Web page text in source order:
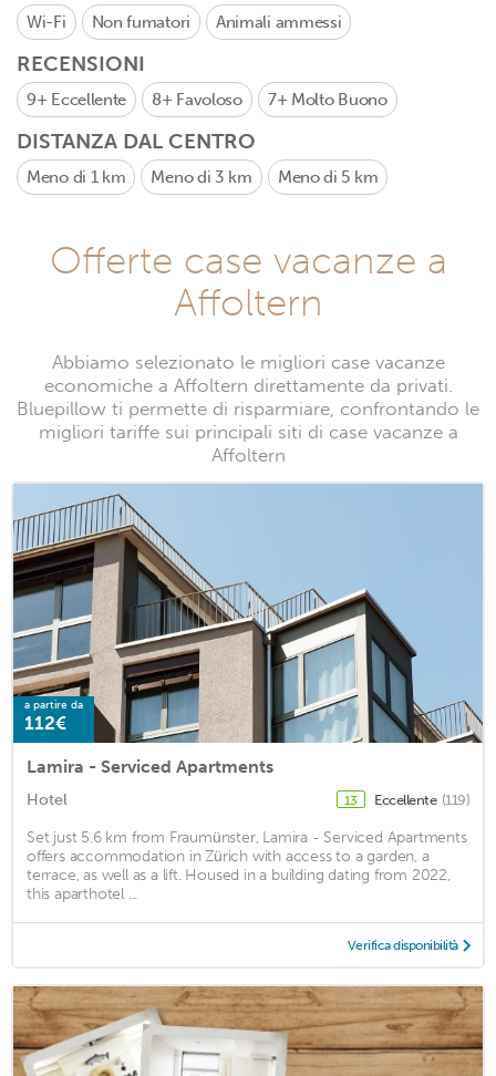
Wi-Fi Non fumatori Animali ammessi
RECENSIONI
9+ Eccellente 8+ Favoloso 7+ Molto Buono
DISTANZA DAL CENTRO
Meno di 1 km Meno di 3 km Meno di 5 km
Offerte case vacanze a
Affoltern
Abbiamo selezionato le migliori case vacanze
economiche a Affoltern direttamente da privati.
Bluepillow ti permette di risparmiare, confrontando le
migliori tariffe sui principali siti di case vacanze a
Affoltern
a partire da
112€
Lamira - Serviced Apartments
Hotel 13 Eccellente (119)
Set just 5.6 km from Fraumünster, Lamira - Serviced Apartments
offers accommodation in Zürich with access to a garden, a
terrace, as well as a lift. Housed in a building dating from 2022,
this aparthotel ...
Verifica disponibilità